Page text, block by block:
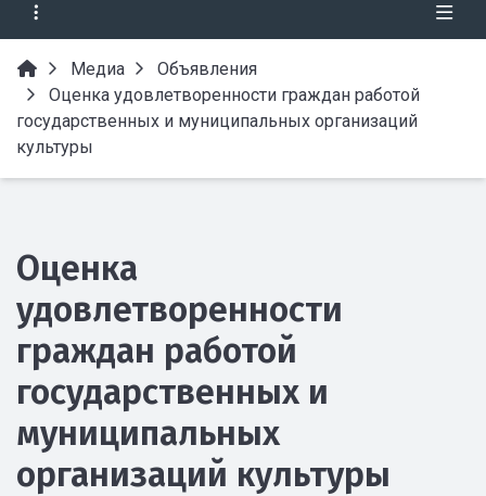
Медиа
Объявления
Оценка удовлетворенности граждан работой
государственных и муниципальных организаций
культуры
Оценка
удовлетворенности
граждан работой
государственных и
муниципальных
организаций культуры